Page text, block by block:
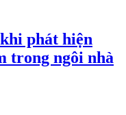
phát hiện
trong ngôi nhà